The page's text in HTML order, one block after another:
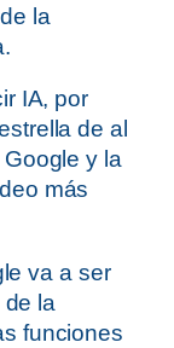
la
IA, por
de al
y la
más
va a ser
de la
funciones